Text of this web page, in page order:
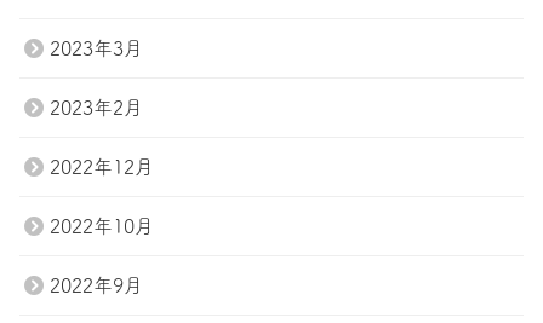
2023年3月
2023年2月
2022年12月
2022年10月
2022年9月